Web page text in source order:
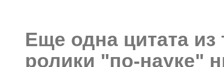
Еще одна цитата из
ролики "по-науке"